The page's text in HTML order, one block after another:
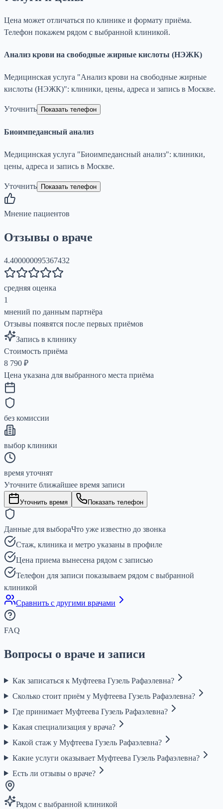
Цена может отличаться по клинике и формату приёма.
Телефон покажем рядом с выбранной клиникой.
Анализ крови на свободные жирные кислоты (НЭЖК)
Медицинская услуга "Анализ крови на свободные жирные
кислоты (НЭЖК)": клиники, цены, адреса и запись в Москве.
Уточнить Показать телефон
Биоимпедансный анализ
Медицинская услуга "Биоимпедансный анализ": клиники,
цены, адреса и запись в Москве.
Уточнить Показать телефон
Мнение пациентов
Отзывы о враче
4.400000095367432
средняя оценка
1
мнений по данным партнёра
Отзывы появятся после первых приёмов
Запись в клинику
Стоимость приёма
8 790 ₽
Цена указана для выбранного места приёма
без комиссии
выбор клиники
время уточнят
Уточните ближайшее время записи
Уточнить время Показать телефон
Данные для выбораЧто уже известно до звонка
Стаж, клиника и метро указаны в профиле
Цена приема вынесена рядом с записью
Телефон для записи показываем рядом с выбранной
клиникой
Сравнить с другими врачами
FAQ
Вопросы о враче и записи
Как записаться к Муфтеева Гузель Рафаэлевна?
Сколько стоит приём у Муфтеева Гузель Рафаэлевна?
Где принимает Муфтеева Гузель Рафаэлевна?
Какая специализация у врача?
Какой стаж у Муфтеева Гузель Рафаэлевна?
Какие услуги оказывает Муфтеева Гузель Рафаэлевна?
Есть ли отзывы о враче?
Рядом с выбранной клиникой